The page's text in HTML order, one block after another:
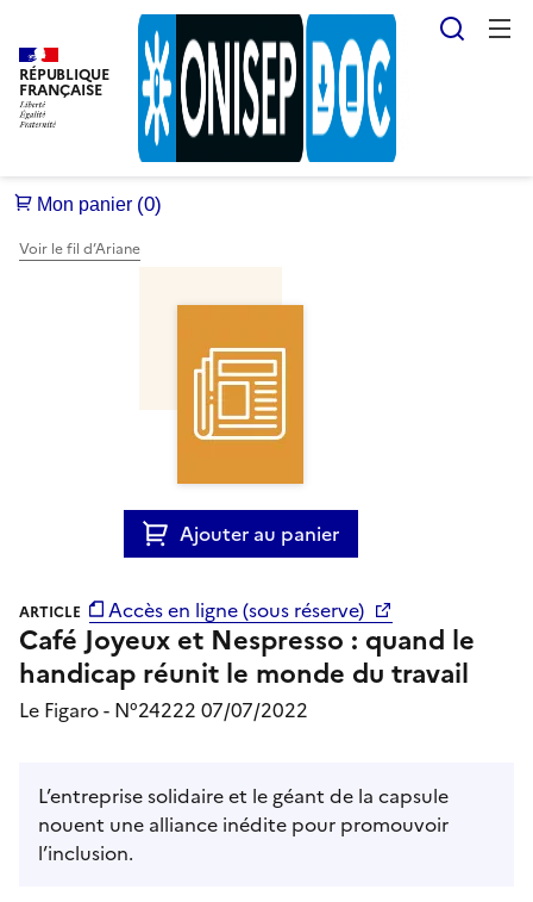
RÉPUBLIQUE
FRANÇAISE
Voir le fil d’Ariane
Ajouter au panier
Accès en ligne (sous réserve)
ARTICLE
Café Joyeux et Nespresso : quand le
handicap réunit le monde du travail
Le Figaro - N°24222 07/07/2022
L’entreprise solidaire et le géant de la capsule
nouent une alliance inédite pour promouvoir
l’inclusion.